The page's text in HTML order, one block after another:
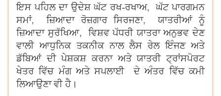
ਇਸ ਪਹਿਲ ਦਾ ਉਦੇਸ਼ ਘੱਟ ਰਖ-ਰਖਾਅ,ਘੱਟ ਪਾਰਗਮਨ
ਸਮਾਂ,ਜ਼ਿਆਦਾ ਰੋਜ਼ਗਾਰ ਸਿਰਜਣਾ,ਯਾਤਰੀਆਂ ਨੂੰ
ਜ਼ਿਆਦਾ ਸੁਰੱਖਿਆ,
ਵਿਸ਼ਵ ਪੱਧਰੀ ਯਾਤਰਾ ਅਨੁਭਵ ਦੇਣ
ਵਾਲੀ ਆਧੁਨਿਕ ਤਕਨੀਕ ਨਾਲ ਲੈਸ ਰੇਲ ਇੰਜਣ ਅਤੇ
ਡੱਬਿਆਂ ਦੀ ਪੇਸ਼ਕਸ਼ ਕਰਨਾ ਅਤੇ ਯਾਤਰੀ ਟ੍ਰਾਂਸਪੋਰਟ
ਖੇਤਰ ਵਿੱਚ ਮੰਗ ਅਤੇ ਸਪਲਾਈ ਦੇ ਅੰਤਰ ਵਿੱਚ ਕਮੀ
ਲਿਆਉਣਾ ਵੀ ਹੈ।